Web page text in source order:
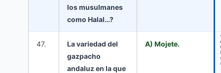
los musulmanes
como Halal…?
47.
La variedad del
gazpacho
andaluz en la que
A) Mojete.